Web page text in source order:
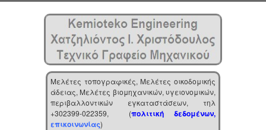
Μελέτες τοπογραφικές, Μελέτες οικοδομικής
άδειας, Μελέτες βιομηχανικών, υγειονομικών,
περιβαλλοντικών εγκαταστάσεων, τηλ
+302399-022359, (πολιτική δεδομένων,
επικοινωνίας)